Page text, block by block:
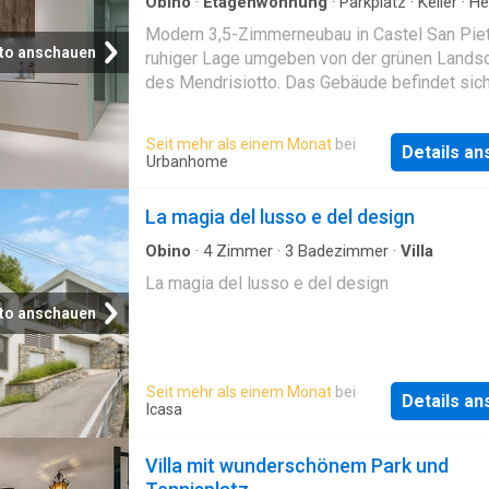
Wohngegend, die inmitten der Natur liegt, mit
Verbindung
anschauen
Modern 3,5-Zimmerneubau in Castel San
ruhiger Lage umgeben von der grünen
des Mendrisiotto. Das Gebäude befindet
Platz für einen bequemen Wandschrank,
grosszügigen Wohnzimmer mit offener
Badezimmer und einem Waschraum.Das
Wohnzimmer und das Hauptschlafzimmer
beide über einen Zugang zu einem
überdachtenTerrassenzugang. Das Gebäude
Fussbodenheizung, die von einer
betrieben wird. 1 Keller ist im Preis
einen Aufpreis von 50 000 CHF zu erwerben.
Seit mehr als einem Monat bei
Urbanhome
Details
anschauen
La magia del lusso e del design
Obino · 4Zimmer · 3 Badezimmer · Villa
La magia del lusso e del design
Seit mehr als einem Monat bei
Icasa
Details
Villa mit wunderschönem Park und